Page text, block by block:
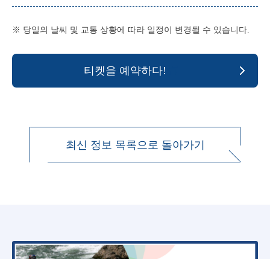
※ 당일의 날씨 및 교통 상황에 따라 일정이 변경될 수 있습니다.
티켓을 예약하다!
최신 정보 목록으로 돌아가기